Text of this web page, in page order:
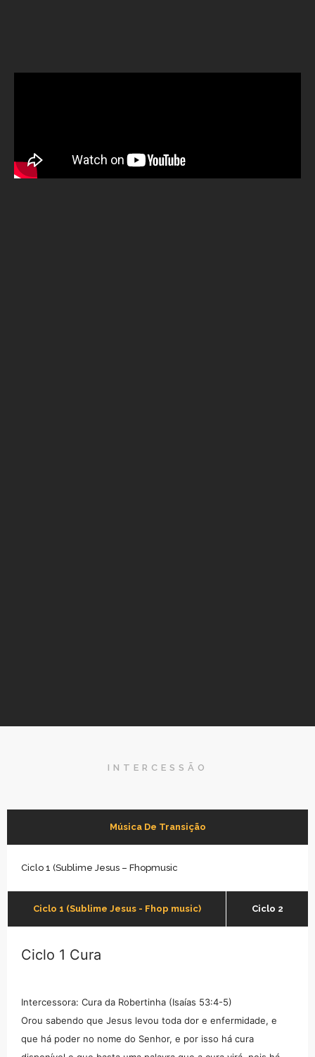
INTERCESSÃO
Música De Transição
Ciclo 1 (Sublime Jesus – Fhopmusic
Ciclo 1 (Sublime Jesus - Fhop music) Ciclo 2
Ciclo 1 Cura
Intercessora: Cura da Robertinha (Isaías 53:4-5)
Orou sabendo que Jesus levou toda dor e enfermidade, e
que há poder no nome do Senhor, e por isso há cura